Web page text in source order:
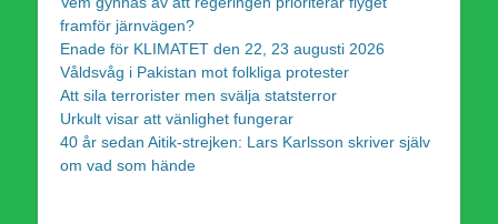
framför järnvägen?
Enade för KLIMATET den 22, 23 augusti 2026
Våldsvåg i Pakistan mot folkliga protester
Att sila terrorister men svälja statsterror
Urkult visar att vänlighet fungerar
40 år sedan Aitik-strejken: Lars Karlsson skriver själv
om vad som hände